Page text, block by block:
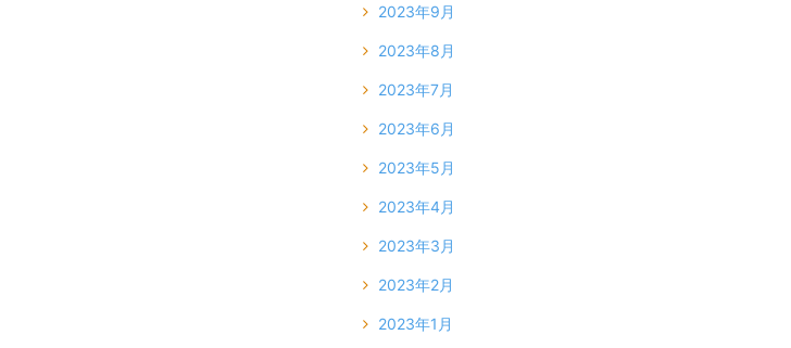
2023年9月
2023年8月
2023年7月
2023年6月
2023年5月
2023年4月
2023年3月
2023年2月
2023年1月